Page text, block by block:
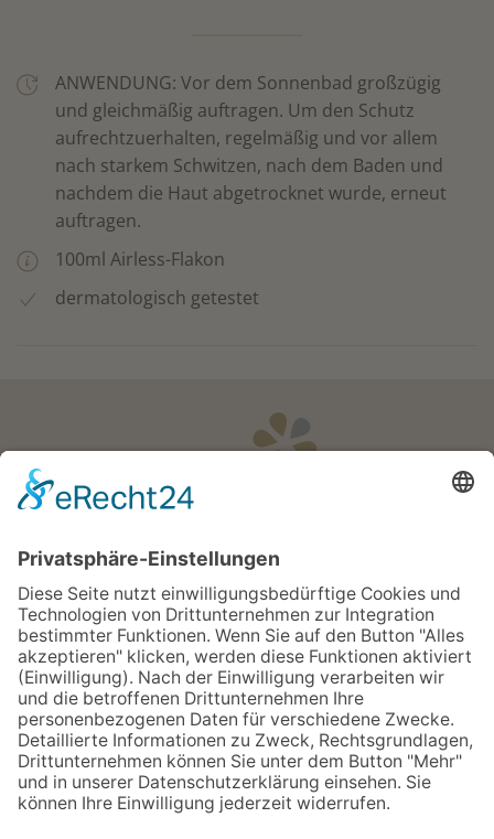
ANWENDUNG: Vor dem Sonnenbad großzügig
und gleichmäßig auftragen. Um den Schutz
aufrechtzuerhalten, regelmäßig und vor allem
nach starkem Schwitzen, nach dem Baden und
nachdem die Haut abgetrocknet wurde, erneut
auftragen.
100ml Airless-Flakon
dermatologisch getestet
Öffnungszeiten
Apotheken Notdienst:
Bereitschaftsdienste